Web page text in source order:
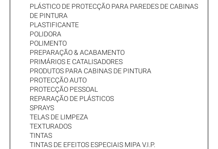
PLÁSTICO DE PROTECÇÃO PARA PAREDES DE CABINAS
DE PINTURA
PLASTIFICANTE
POLIDORA
POLIMENTO
PREPARAÇÃO & ACABAMENTO
PRIMÁRIOS E CATALISADORES
PRODUTOS PARA CABINAS DE PINTURA
PROTECÇÃO AUTO
PROTECÇÃO PESSOAL
REPARAÇÃO DE PLÁSTICOS
SPRAYS
TELAS DE LIMPEZA
TEXTURADOS
TINTAS
TINTAS DE EFEITOS ESPECIAIS MIPA V.I.P.